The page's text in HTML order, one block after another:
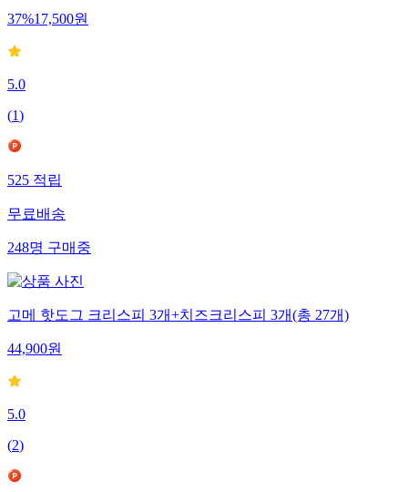
37%17,500원
5.0
(1)
525적립
무료배송
248명구매중
고메 핫도그 크리스피 3개+치즈크리스피 3개(총 27개)
44,900원
5.0
(2)